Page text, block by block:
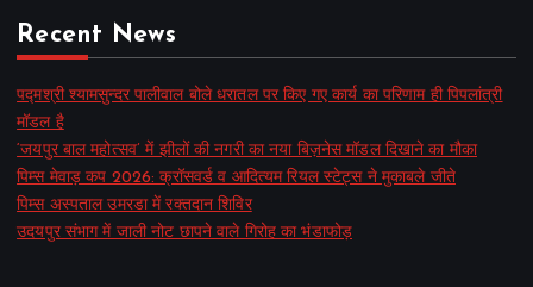
Recent News
पद्मश्री श्यामसुन्दर पालीवाल बोले धरातल पर किए गए कार्य का परिणाम ही पिपलांत्री
मॉडल है
‘जयपुर बाल महोत्सव’ में झीलों की नगरी का नया बिज़नेस मॉडल दिखाने का मौका
पिम्स मेवाड़ कप 2026: क्रॉसवर्ड व आदित्यम रियल स्टेट्स ने मुकाबले जीते
पिम्स अस्पताल उमरडा में रक्तदान शिविर
उदयपुर संभाग में जाली नोट छापने वाले गिरोह का भंडाफोड़